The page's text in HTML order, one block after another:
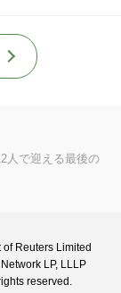
人で迎える最後の
Reuters Limited
LP, LLLP
reserved.